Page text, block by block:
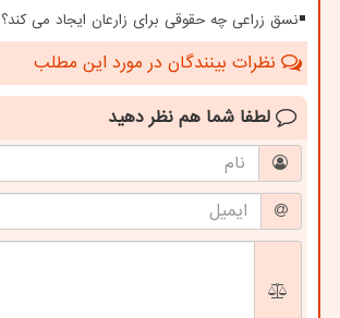
نسق زراعی چه حقوقی برای زارعان ایجاد می کند؟
نظرات بینندگان در مورد این مطلب
لطفا شما هم نظر دهید